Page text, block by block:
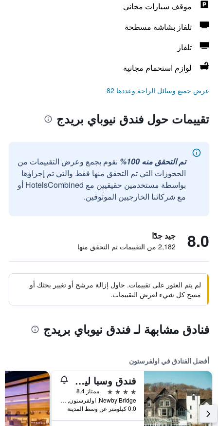
موقف سيارات مجاني
تلفاز بشاشة مسطحة
تلفاز
لوازم استحمام مجانية
عرض جميع وسائل الراحة وعددها 82
تقييمات حول فندق نيوباي بريدج
تم التحقق منه 100%
نقوم بجمع وعرض التقييمات من
الحجوزات التي تم التحقق منها فقط والتي تم إجراؤها
بواسطة مستخدمين حقيقيين مع HotelsCombined أو
مع شركائنا الخارجيين الموثوقين.
8.0 جيد جدًا
2,182 من التقييمات تم التحقق منها
لم يتم العثور على تقييمات. حاول إزالة مرشح أو تغيير بحثك أو
مسح كل شيء لعرض التقييمات.
فنادق مشابهة لـ فندق نيوباي بريدج
أفضل الفنادق في اولفرستون
فندق وسبا ليكسايد
4 نجوم
ممتاز 8.4
Newby Bridge, اولفرستون, المملكة المتحدة
0.0 كيلومتر عن وسط المدينة